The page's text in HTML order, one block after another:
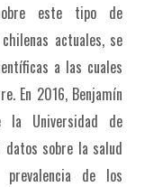
este tipo de
actuales, se
a las cuales
En 2016, Benjamín
la Universidad de
datos sobre la salud
de los